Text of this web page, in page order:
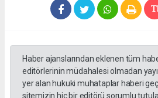
Haber ajanslarından eklenen tüm
editörlerinin müdahalesi olmadan
yer alan hukuki muhataplar haberi
sitemizin hiç bir editörü sorumlu